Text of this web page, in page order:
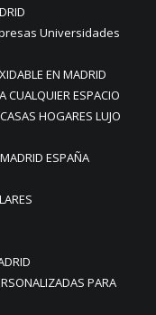
Universidades
EN MADRID
CUALQUIER ESPACIO
HOGARES LUJO
ESPAÑA
PARA